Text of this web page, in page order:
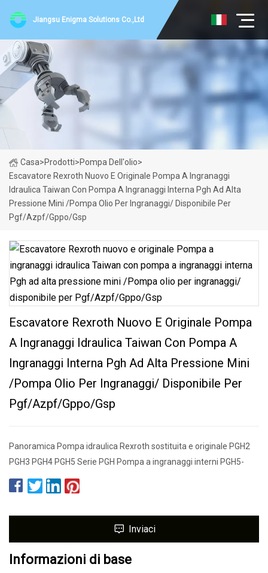
Jiangsu Enigma Solutions Co.,Ltd
Casa>Prodotti>Pompa Dell'olio>
Escavatore Rexroth Nuovo E Originale Pompa A Ingranaggi
Idraulica Taiwan Con Pompa A Ingranaggi Interna Pgh Ad Alta
Pressione Mini /Pompa Olio Per Ingranaggi/ Disponibile Per
Pgf/Azpf/Gppo/Gsp
Escavatore Rexroth Nuovo E Originale Pompa
A Ingranaggi Idraulica Taiwan Con Pompa A
Ingranaggi Interna Pgh Ad Alta Pressione Mini
/Pompa Olio Per Ingranaggi/ Disponibile Per
Pgf/Azpf/Gppo/Gsp
Panoramica Pompa idraulica Rexroth sostituita e originale PGH2
PGH3 PGH4 PGH5 Serie PGH Pompa a ingranaggi interni PGH5-
Inviaci
Informazioni di base